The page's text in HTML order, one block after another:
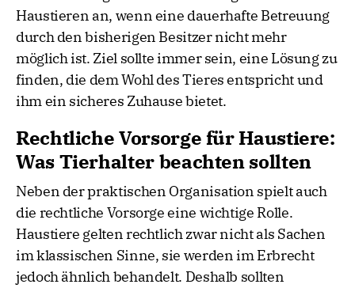
Haustieren an, wenn eine dauerhafte Betreuung
durch den bisherigen Besitzer nicht mehr
möglich ist. Ziel sollte immer sein, eine Lösung zu
finden, die dem Wohl des Tieres entspricht und
ihm ein sicheres Zuhause bietet.
Rechtliche Vorsorge für Haustiere:
Was Tierhalter beachten sollten
Neben der praktischen Organisation spielt auch
die rechtliche Vorsorge eine wichtige Rolle.
Haustiere gelten rechtlich zwar nicht als Sachen
im klassischen Sinne, sie werden im Erbrecht
jedoch ähnlich behandelt. Deshalb sollten